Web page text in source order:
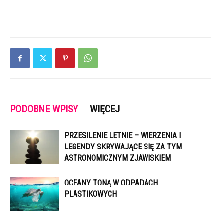
PODOBNE WPISY WIĘCEJ
PRZESILENIE LETNIE – WIERZENIA I
LEGENDY SKRYWAJĄCE SIĘ ZA TYM
ASTRONOMICZNYM ZJAWISKIEM
OCEANY TONĄ W ODPADACH
PLASTIKOWYCH